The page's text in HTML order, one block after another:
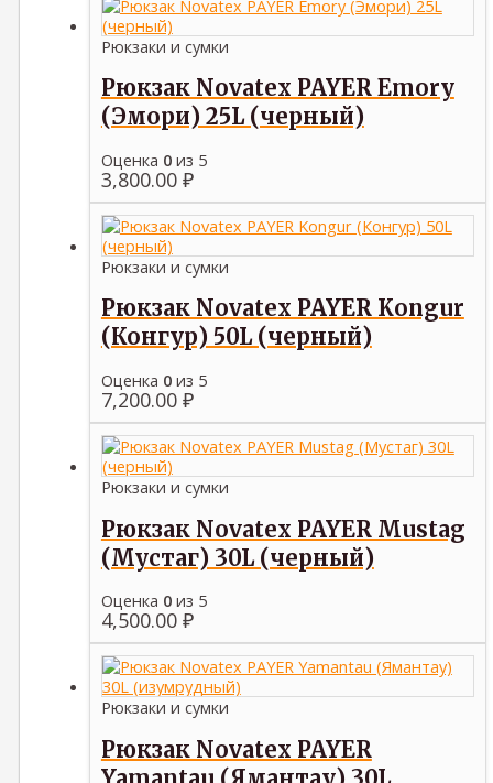
Рюкзаки и сумки
Рюкзак Novatex PAYER Emory
(Эмори) 25L (черный)
Оценка 0из 5
3,800.00 ₽
Рюкзаки и сумки
Рюкзак Novatex PAYER Kongur
(Конгур) 50L (черный)
Оценка 0из 5
7,200.00 ₽
Рюкзаки и сумки
Рюкзак Novatex PAYER Mustag
(Мустаг) 30L (черный)
Оценка 0из 5
4,500.00 ₽
Рюкзаки и сумки
Рюкзак Novatex PAYER